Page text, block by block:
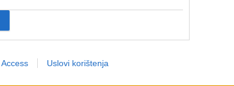
Uslovi korištenja
članice ili na vlastitu
EU, može započeti
u Schengenski
je vizni režim